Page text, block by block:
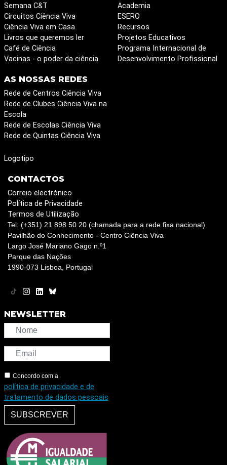
Semana C&T
Circuitos Ciência Viva
Ciência Viva em Casa
Livros que queremos ler
Café de Ciência
Vacinas - o poder da ciência
Academia
ESERO
Recursos
Projetos Educativos
Programa Internacional de
Desenvolvimento Profissional
AS NOSSAS REDES
Rede de Centros Ciência Viva
Rede de Clubes Ciência Viva na
Escola
Rede de Escolas Ciência Viva
Rede de Quintas Ciência Viva
Logotipo
CONTACTOS
Correio electrónico
Política de Privacidade
Termos de Utilização
Tel: (+351) 21 898 50 20 (chamada para a rede fixa nacional)
Pavilhão do Conhecimento - Centro Ciência Viva
Largo José Mariano Gago n.º1
Parque das Nações
1990-073 Lisboa, Portugal
NEWSLETTER
Concordo com a
política de privacidade e de
tratamento de dados pessoais
SUBSCREVER